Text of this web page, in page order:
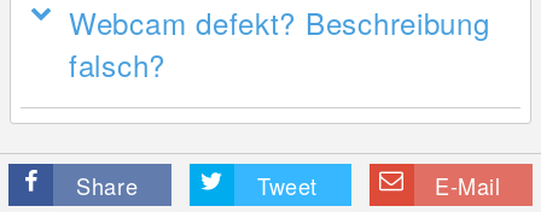
Webcam defekt? Beschreibung
falsch?
Share Tweet E-Mail